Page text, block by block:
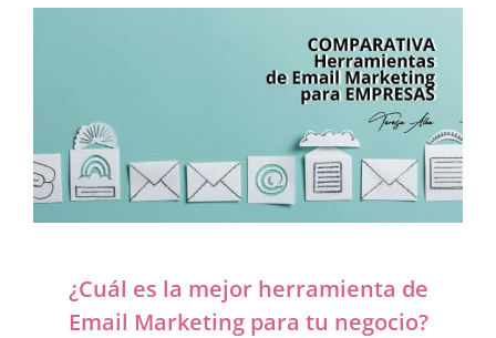
¿Cuál es la mejor herramienta de
Email Marketing para tu negocio?